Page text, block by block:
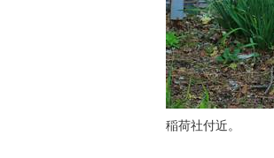
稲荷社付近。